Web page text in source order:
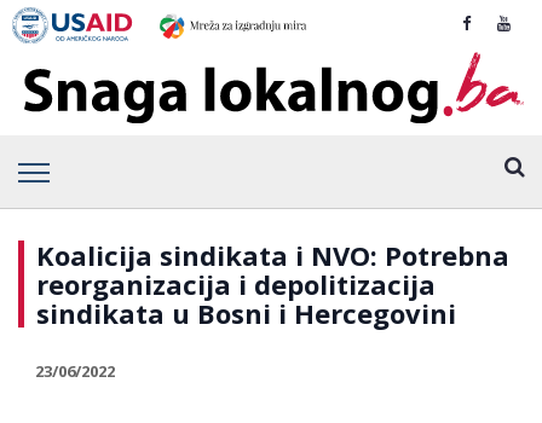
Koalicija sindikata i NVO: Potrebna
reorganizacija i depolitizacija
sindikata u Bosni i Hercegovini
23/06/2022